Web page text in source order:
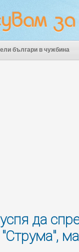
българи в чужбина
да